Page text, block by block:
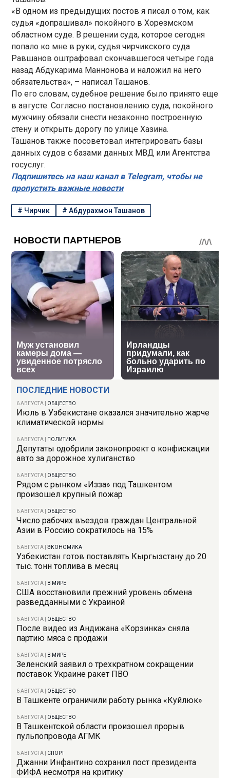
ПОСЛЕДНИЕ НОВОСТИ
6 АВГУСТА ОБЩЕСТВО
Июль в Узбекистане оказался значительно жарче
климатической нормы
6 АВГУСТА ПОЛИТИКА
Депутаты одобрили законопроект о конфискации
авто за дорожное хулиганство
6 АВГУСТА ОБЩЕСТВО
Рядом с рынком «Изза» под Ташкентом
произошел крупный пожар
6 АВГУСТА ОБЩЕСТВО
Число рабочих въездов граждан Центральной
Азии в Россию сократилось на 15%
6 АВГУСТА |ЭКОНОМИКА
Узбекистан готов поставлять Кыргызстану до 20
тыс. тонн топлива в месяц
6 АВГУСТА В МИРЕ
США восстановили прежний уровень обмена
разведданными с Украиной
6 АВГУСТА ОБЩЕСТВО
После видео из Андижана «Корзинка» сняла
партию мяса с продажи
6 АВГУСТА В МИРЕ
Зеленский заявил о трехкратном сокращении
поставок Украине ракет ПВО
6 АВГУСТА ОБЩЕСТВО
В Ташкенте ограничили работу рынка «Куйлюк»
6 АВГУСТА ОБЩЕСТВО
В Ташкентской области произошел прорыв
пульпопровода АГМК
6 АВГУСТА СПОРТ
Джанни Инфантино сохранил пост президента
ФИФА несмотря на критику
«В одном из предыдущих постов я писал о том, как
судья «допрашивал» покойного в Хорезмском
областном суде. В решении суда, которое сегодня
попало ко мне в руки, судья чирчикского суда
Равшанов оштрафовал скончавшегося четыре года
назад Абдукарима Маннонова и наложил на него
обязательства», – написал Ташанов.
По его словам, судебное решение было принято еще
в августе. Согласно постановлению суда, покойного
мужчину обязали снести незаконно построенную
стену и открыть дорогу по улице Хазина.
Ташанов также посоветовал интегрировать базы
данных судов с базами данных МВД или Агентства
госуслуг.
Подпишитесь на наш канал в Telegram, чтобы не
пропустить важные новости
# Чирчик #Абдурахмон Ташанов